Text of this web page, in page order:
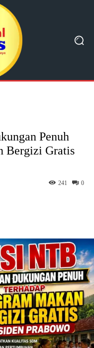
Penuh
Bergizi Gratis
0
241